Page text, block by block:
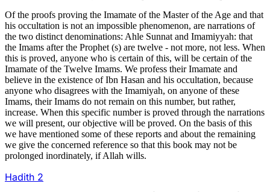
Of the proofs proving the Imamate of the Master of the Age and that
his occultation is not an impossible phenomenon, are narrations of
the two distinct denominations: Ahle Sunnat and Imamiyyah: that
the Imams after the Prophet (s) are twelve - not more, not less. When
this is proved, anyone who is certain of this, will be certain of the
Imamate of the Twelve Imams. We profess their Imamate and
believe in the existence of Ibn Hasan and his occultation, because
anyone who disagrees with the Imamiyah, on anyone of these
Imams, their Imams do not remain on this number, but rather,
increase. When this specific number is proved through the narrations
we will present, our objective will be proved. On the basis of this
we have mentioned some of these reports and about the remaining
we give the concerned reference so that this book may not be
prolonged inordinately, if Allah wills.
Hadith 2